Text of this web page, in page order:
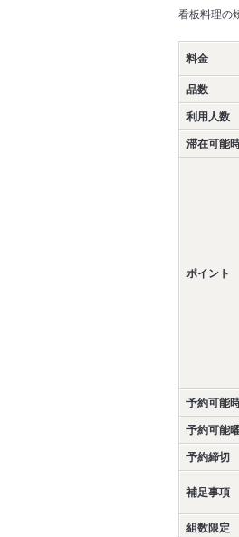
看板料理の
料金
品数
利用人数
滞在可能
ポイント
予約可能
予約可能
予約締切
補足事項
組数限定